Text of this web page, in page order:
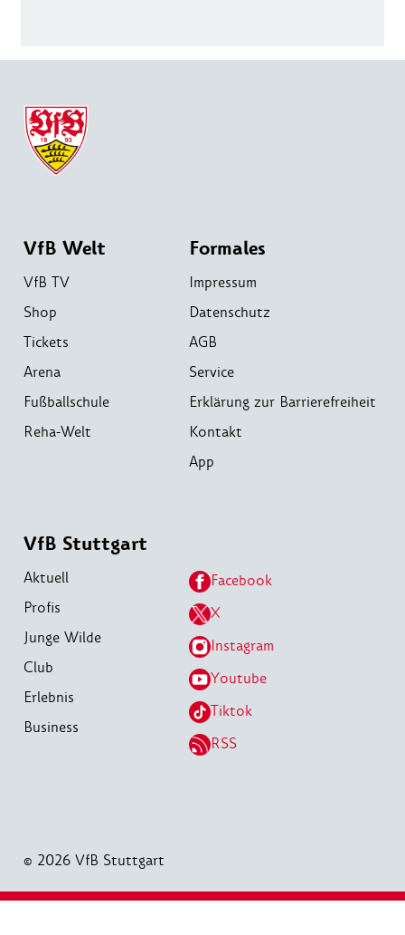
VfB Welt
VfB TV
Shop
Tickets
Arena
Fußballschule
Reha-Welt
Formales
Impressum
Datenschutz
AGB
Service
Erklärung zur Barrierefreiheit
Kontakt
App
VfB Stuttgart
Aktuell
Profis
Junge Wilde
Club
Erlebnis
Business
Facebook
X
Instagram
Youtube
Tiktok
RSS
© 2026 VfB Stuttgart